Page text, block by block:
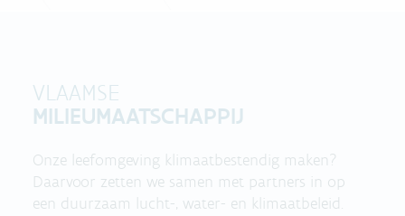
VLAAMSE
MILIEUMAATSCHAPPIJ
Onze leefomgeving klimaatbestendig maken?
Daarvoor zetten we samen met partners in op
een duurzaam lucht-, water- en klimaatbeleid.